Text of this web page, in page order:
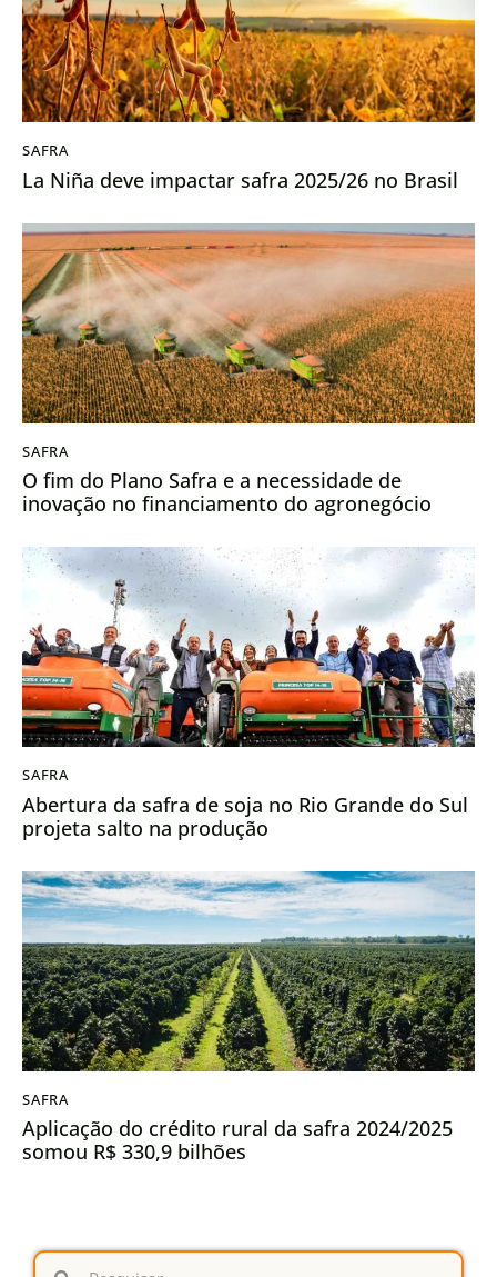
SAFRA
La Niña deve impactar safra 2025/26 no Brasil
SAFRA
O fim do Plano Safra e a necessidade de
inovação no financiamento do agronegócio
SAFRA
Abertura da safra de soja no Rio Grande do Sul
projeta salto na produção
SAFRA
Aplicação do crédito rural da safra 2024/2025
somou R$ 330,9 bilhões